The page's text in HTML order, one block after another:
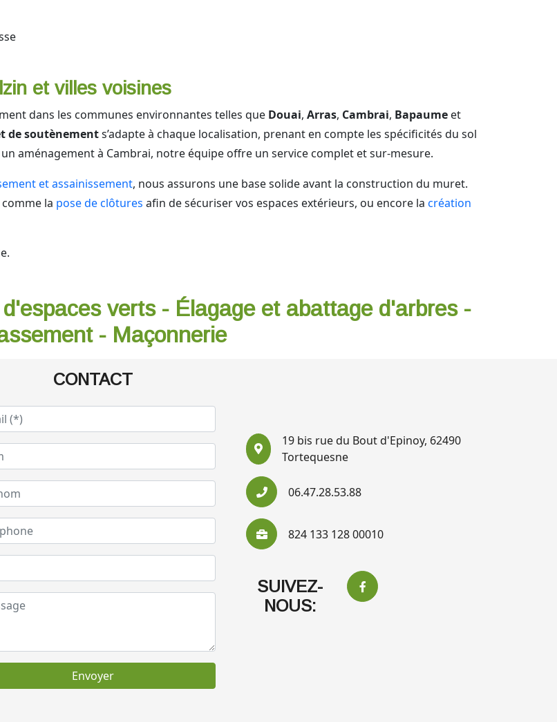
et villes voisines
dans les communes environnantes telles que Douai, Arras, Cambrai, Bapaume et
de soutènements’adapte à chaque localisation, prenant en compte les spécificités du sol
aménagement à Cambrai, notre équipe offre un service complet et sur-mesure.
et assainissement, nous assurons une base solide avant la construction du muret.
la pose de clôtures afin de sécuriser vos espaces extérieurs, ou encore la création
verts - Élagage et abattage d'arbres -
- Maçonnerie
CONTACT
Envoyer
19 bis rue du Bout d'Epinoy, 62490
Tortequesne
06.47.28.53.88
824 133 128 00010
SUIVEZ-
NOUS: